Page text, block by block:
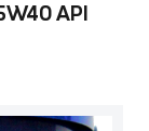
API